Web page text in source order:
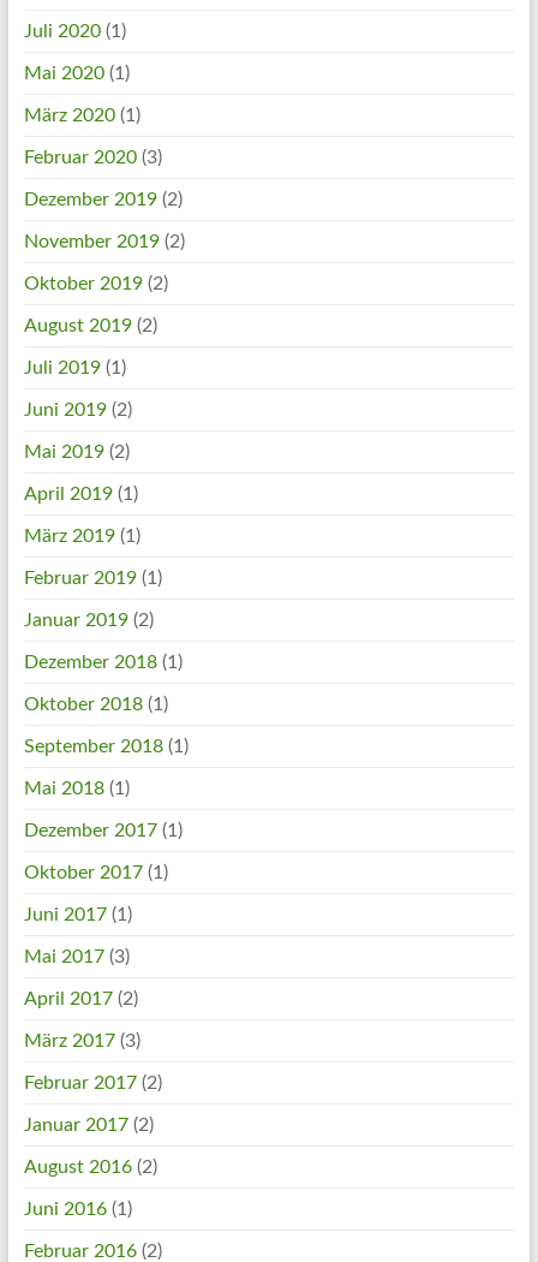
Juli 2020(1)
Mai 2020(1)
März 2020(1)
Februar 2020(3)
Dezember 2019(2)
November 2019(2)
Oktober 2019(2)
August 2019(2)
Juli 2019(1)
Juni 2019(2)
Mai 2019(2)
April 2019(1)
März 2019(1)
Februar 2019(1)
Januar 2019(2)
Dezember 2018(1)
Oktober 2018(1)
September 2018(1)
Mai 2018(1)
Dezember 2017(1)
Oktober 2017(1)
Juni 2017(1)
Mai 2017(3)
April 2017(2)
März 2017(3)
Februar 2017(2)
Januar 2017(2)
August 2016(2)
Juni 2016(1)
Februar 2016(2)